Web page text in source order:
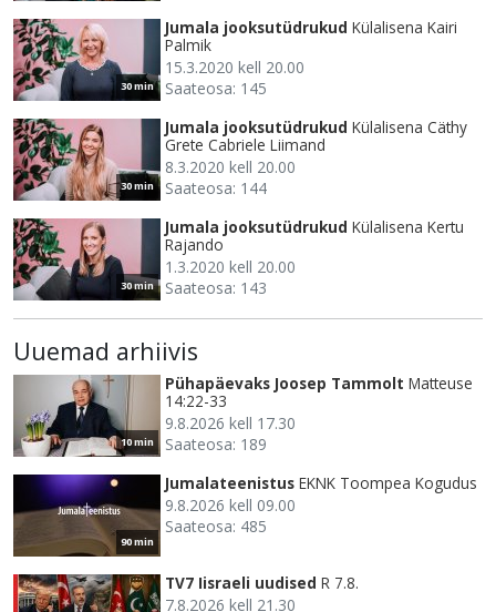
30 min
Jumala jooksutüdrukud Külalisena Kairi
Palmik
15.3.2020 kell 20.00
Saateosa: 145
30 min
Jumala jooksutüdrukud Külalisena Cäthy
Grete Cabriele Liimand
8.3.2020 kell 20.00
Saateosa: 144
30 min
Jumala jooksutüdrukud Külalisena Kertu
Rajando
1.3.2020 kell 20.00
Saateosa: 143
Uuemad arhiivis
10 min
Pühapäevaks Joosep Tammolt Matteuse
14:22-33
9.8.2026 kell 17.30
Saateosa: 189
90 min
Jumalateenistus EKNK Toompea Kogudus
9.8.2026 kell 09.00
Saateosa: 485
TV7 Iisraeli uudised R 7.8.
7.8.2026 kell 21.30